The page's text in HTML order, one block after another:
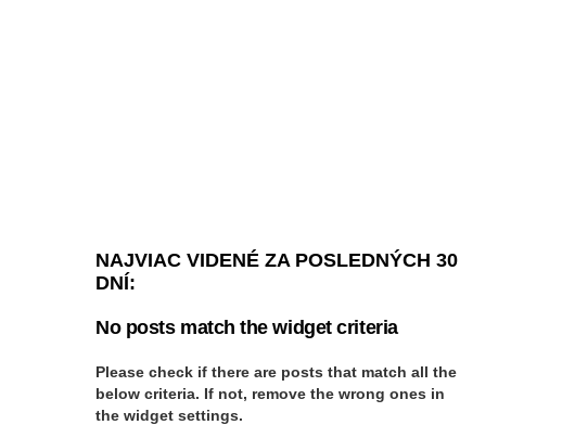
NAJVIAC VIDENÉ ZA POSLEDNÝCH 30
DNÍ:
No posts match the widget criteria
Please check if there are posts that match all the
below criteria. If not, remove the wrong ones in
the widget settings.